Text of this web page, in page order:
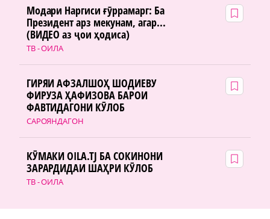
ТВ - ОИЛА
Модари Наргиси ғӯррамарг: Ба
Президент арз мекунам, агар...
(ВИДЕО аз ҷои ҳодиса)
САРОЯНДАГОН
ГИРЯИ АФЗАЛШОҲ ШОДИЕВУ
ФИРУЗА ҲАФИЗОВА БАРОИ
ФАВТИДАГОНИ КӮЛОБ
ТВ - ОИЛА
КӮМАКИ OILA.TJ БА СОКИНОНИ
ЗАРАРДИДАИ ШАҲРИ КӮЛОБ